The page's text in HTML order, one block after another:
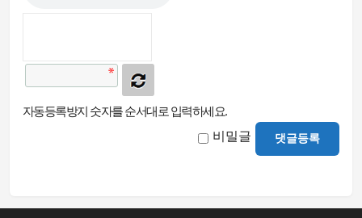
자동등록방지 숫자를 순서대로 입력하세요.
비밀글 댓글등록